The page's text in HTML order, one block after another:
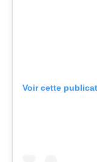
Voir cette